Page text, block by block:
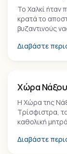
Το Χαλκί ήταν
κρατά το
βυζαντινούς
Διαβάστε
Οικισμός
Χώρα Νάξου
Η Χώρα της
Τρίσφιστρα,
καθολική
Διαβάστε